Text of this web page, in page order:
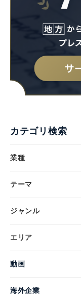
カテゴリ検索
業種
テーマ
ジャンル
エリア
動画
海外企業